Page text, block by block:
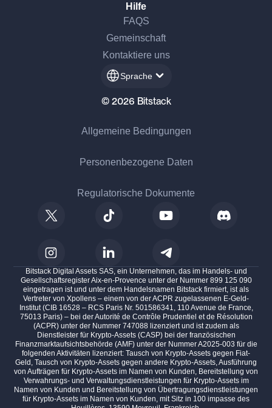
Hilfe
FAQS
Gemeinschaft
Kontaktiere uns
Sprache
© 2026 Bitstack
Allgemeine Bedingungen
Personenbezogene Daten
Regulatorische Dokumente
Bitstack Digital Assets SAS, ein Unternehmen, das im Handels- und
Gesellschaftsregister Aix-en-Provence unter der Nummer 899 125 090
eingetragen ist und unter dem Handelsnamen Bitstack firmiert, ist als
Vertreter von Xpollens – einem von der ACPR zugelassenen E-Geld-
Institut (CIB 16528 – RCS Paris Nr. 501586341, 110 Avenue de France,
75013 Paris) – bei der Autorité de Contrôle Prudentiel et de Résolution
(ACPR) unter der Nummer 747088 lizenziert und ist zudem als
Dienstleister für Krypto-Assets (CASP) bei der französischen
Finanzmarktaufsichtsbehörde (AMF) unter der Nummer A2025-003 für die
folgenden Aktivitäten lizenziert: Tausch von Krypto-Assets gegen Fiat-
Geld, Tausch von Krypto-Assets gegen andere Krypto-Assets, Ausführung
von Aufträgen für Krypto-Assets im Namen von Kunden, Bereitstellung von
Verwahrungs- und Verwaltungsdienstleistungen für Krypto-Assets im
Namen von Kunden und Bereitstellung von Übertragungsdienstleistungen
für Krypto-Assets im Namen von Kunden, mit Sitz in 100 impasse des